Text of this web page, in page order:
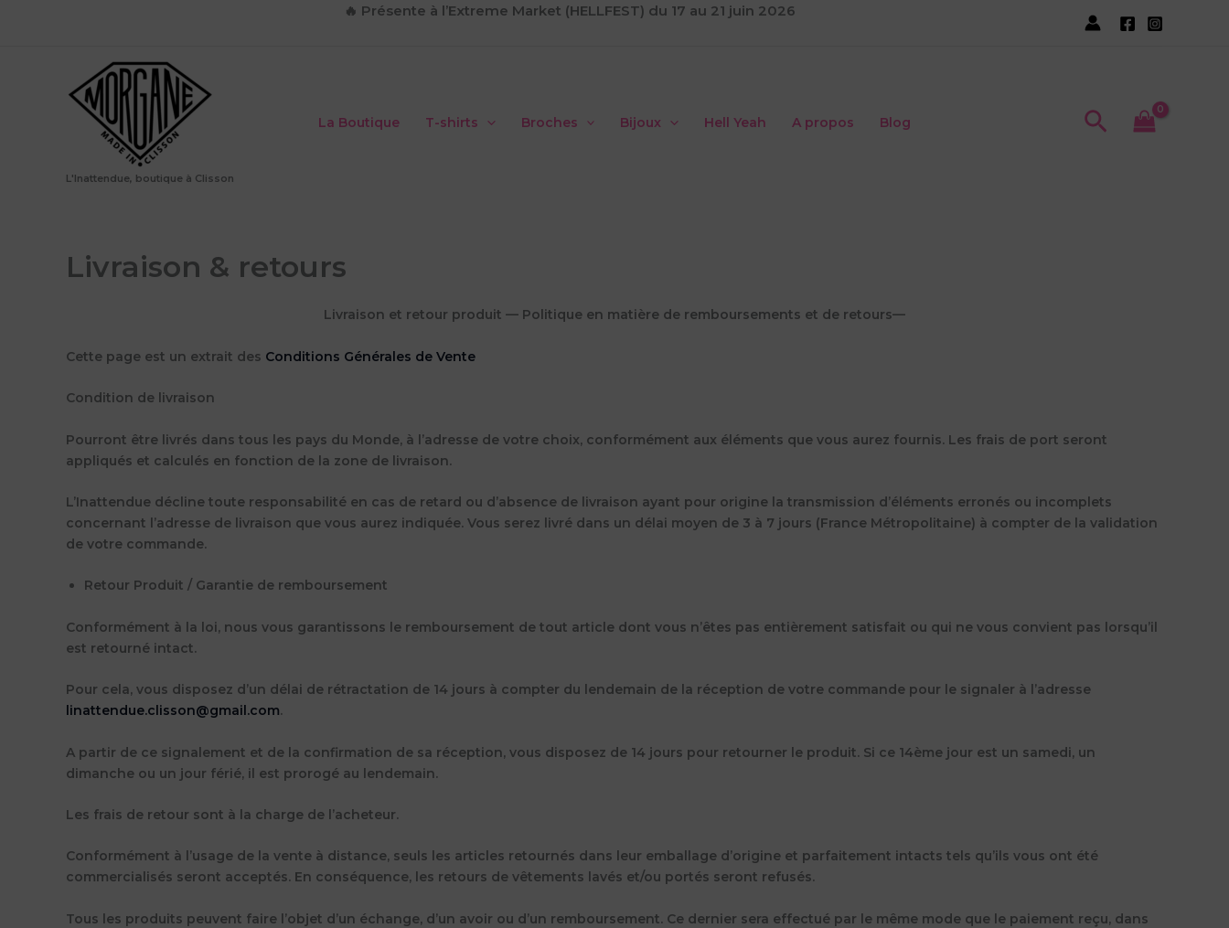
🔥 Présente à l’Extreme Market (HELLFEST) du 17 au 21 juin 2026
L'Inattendue, boutique à Clisson
La Boutique T-shirts Broches Bijoux Hell Yeah A propos Blog
Livraison & retours
Livraison et retour produit — Politique en matière de remboursements et de retours—
Cette page est un extrait des Conditions Générales de Vente
Condition de livraison
Pourront être livrés dans tous les pays du Monde, à l’adresse de votre choix, conformément aux éléments que vous aurez fournis. Les frais de port seront
appliqués et calculés en fonction de la zone de livraison.
L’Inattendue décline toute responsabilité en cas de retard ou d’absence de livraison ayant pour origine la transmission d’éléments erronés ou incomplets
concernant l’adresse de livraison que vous aurez indiquée. Vous serez livré dans un délai moyen de 3 à 7 jours (France Métropolitaine) à compter de la validation
de votre commande.
Retour Produit / Garantie de remboursement
Conformément à la loi, nous vous garantissons le remboursement de tout article dont vous n’êtes pas entièrement satisfait ou qui ne vous convient pas lorsqu’il
est retourné intact.
Pour cela, vous disposez d’un délai de rétractation de 14 jours à compter du lendemain de la réception de votre commande pour le signaler à l’adresse
linattendue.clisson@gmail.com.
A partir de ce signalement et de la confirmation de sa réception, vous disposez de 14 jours pour retourner le produit. Si ce 14ème jour est un samedi, un
dimanche ou un jour férié, il est prorogé au lendemain.
Les frais de retour sont à la charge de l’acheteur.
Conformément à l’usage de la vente à distance, seuls les articles retournés dans leur emballage d’origine et parfaitement intacts tels qu’ils vous ont été
commercialisés seront acceptés. En conséquence, les retours de vêtements lavés et/ou portés seront refusés.
Tous les produits peuvent faire l’objet d’un échange, d’un avoir ou d’un remboursement. Ce dernier sera effectué par le même mode que le paiement reçu, dans